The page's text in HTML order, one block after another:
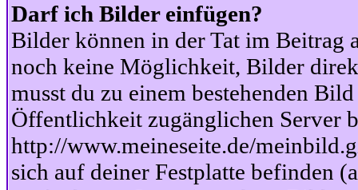
Darf ich Bilder einfügen?
Bilder können in der Tat im Beitrag
noch keine Möglichkeit, Bilder
musst du zu einem bestehenden
Öffentlichkeit zugänglichen Server
http://www.meineseite.de/
sich auf deiner Festplatte befinden